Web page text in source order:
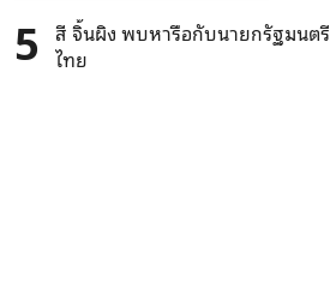
5 สี จิ้นผิง พบหารือกับนายกรัฐมนตรี
ไทย